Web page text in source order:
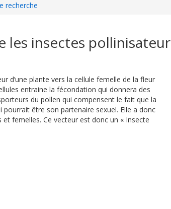
recherche
insectes
d’une plante vers la cellule femelle de la fleur
entraine la fécondation qui donnera des
du pollen qui compensent le fait que la
pourrait être son partenaire sexuel. Elle a donc
femelles. Ce vecteur est donc un « Insecte